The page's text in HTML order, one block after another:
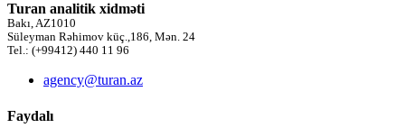
Turan analitik xidməti
Bakı, AZ1010
Süleyman Rəhimov küç.,186, Mən. 24
Tel.: (+99412) 440 11 96
agency@turan.az
Faydalı